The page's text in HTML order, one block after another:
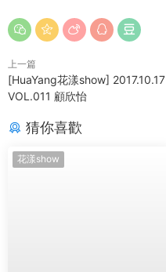
上一篇
[HuaYang花漾show] 2017.10.17
VOL.011 顧欣怡
猜你喜歡
花漾show